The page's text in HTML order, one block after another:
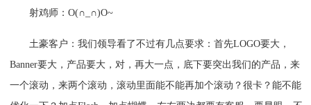
射鸡师：O(∩_∩)O~
土豪客户：我们领导看了不过有几点要求：首先LOGO要大，
Banner要大，产品要大，对，再大一点，底下要突出我们的产品，来
一个滚动，来两个滚动，滚动里面能不能再加个滚动？很卡？能不能